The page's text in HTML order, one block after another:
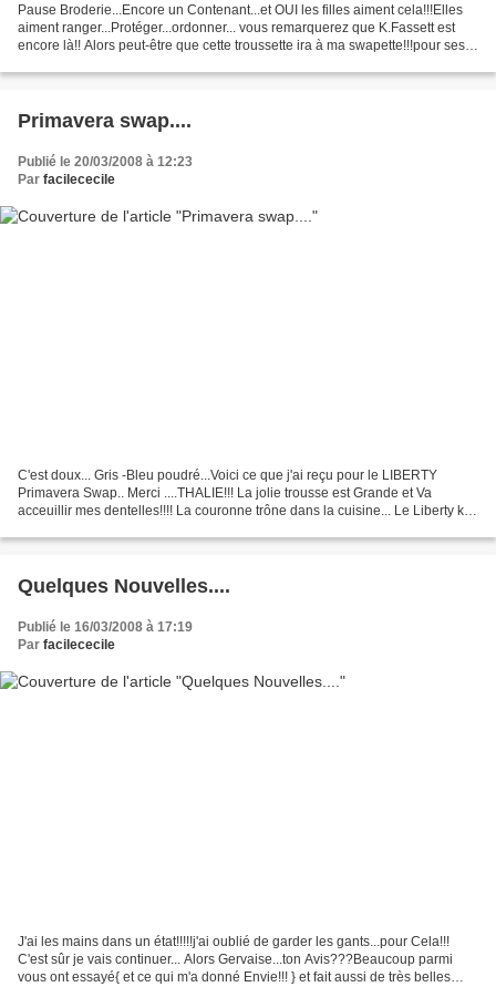
Pause Broderie...Encore un Contenant...et OUI les filles aiment cela!!!Elles
aiment ranger...Protéger...ordonner... vous remarquerez que K.Fassett est
encore là!! Alors peut-être que cette troussette ira à ma swapette!!!pour ses
Primavera swap....
Publié le 20/03/2008 à 12:23
Par facilececile
C'est doux... Gris -Bleu poudré...Voici ce que j'ai reçu pour le LIBERTY
Primavera Swap.. Merci ....THALIE!!! La jolie trousse est Grande et Va
acceuillir mes dentelles!!!! La couronne trône dans la cuisine... Le Liberty kit
Quelques Nouvelles....
Publié le 16/03/2008 à 17:19
Par facilececile
J'ai les mains dans un état!!!!!j'ai oublié de garder les gants...pour Cela!!!
C'est sûr je vais continuer... Alors Gervaise...ton Avis???Beaucoup parmi
vous ont essayé{ et ce qui m'a donné Envie!!! } et fait aussi de très belles